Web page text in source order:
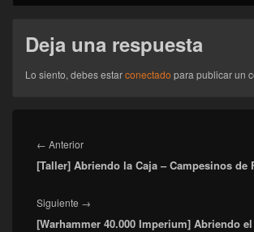
Deja una respuesta
Lo siento, debes estarconectado para publicar un
de
entradas
← AnteriorEntrada
anterior:
[Taller] Abriendo la Caja – Campesinos de
Siguiente →
siguiente:
[Warhammer 40.000 Imperium] Abriendo